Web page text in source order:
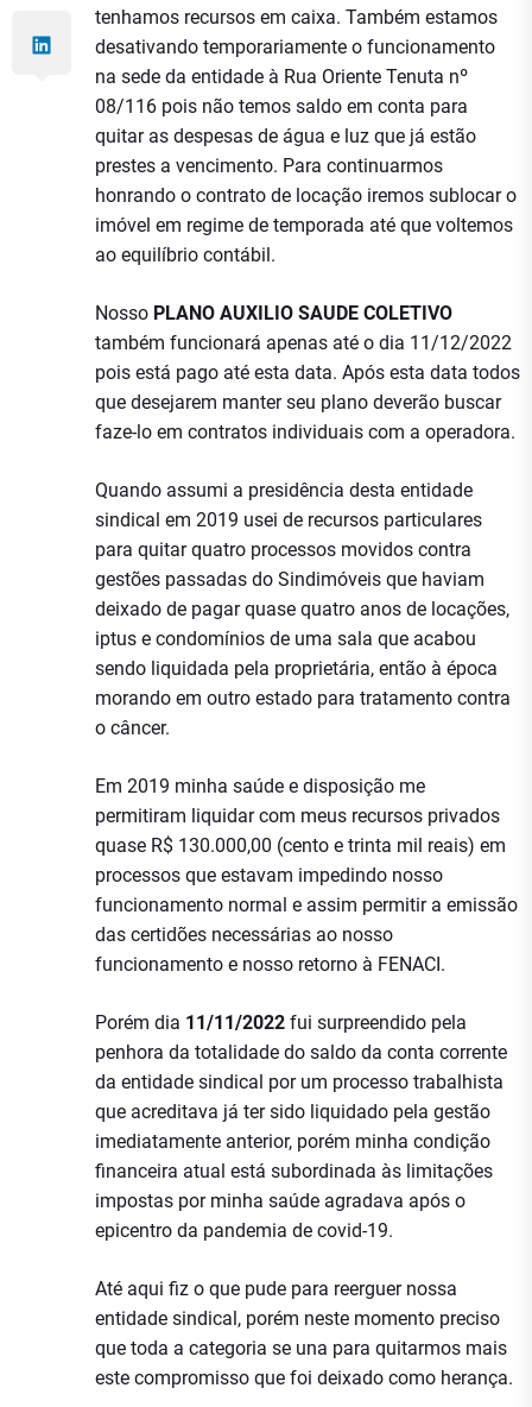
tenhamos recursos em caixa. Também estamos
desativando temporariamente o funcionamento
na sede da entidade à Rua Oriente Tenuta nº
08/116 pois não temos saldo em conta para
quitar as despesas de água e luz que já estão
prestes a vencimento. Para continuarmos
honrando o contrato de locação iremos sublocar o
imóvel em regime de temporada até que voltemos
ao equilíbrio contábil.
Nosso PLANO AUXILIO SAUDE COLETIVO
também funcionará apenas até o dia 11/12/2022
pois está pago até esta data. Após esta data todos
que desejarem manter seu plano deverão buscar
faze-lo em contratos individuais com a operadora.
Quando assumi a presidência desta entidade
sindical em 2019 usei de recursos particulares
para quitar quatro processos movidos contra
gestões passadas do Sindimóveis que haviam
deixado de pagar quase quatro anos de locações,
iptus e condomínios de uma sala que acabou
sendo liquidada pela proprietária, então à época
morando em outro estado para tratamento contra
o câncer.
Em 2019 minha saúde e disposição me
permitiram liquidar com meus recursos privados
quase R$ 130.000,00 (cento e trinta mil reais) em
processos que estavam impedindo nosso
funcionamento normal e assim permitir a emissão
das certidões necessárias ao nosso
funcionamento e nosso retorno à FENACI.
Porém dia 11/11/2022 fui surpreendido pela
penhora da totalidade do saldo da conta corrente
da entidade sindical por um processo trabalhista
que acreditava já ter sido liquidado pela gestão
imediatamente anterior, porém minha condição
financeira atual está subordinada às limitações
impostas por minha saúde agradava após o
epicentro da pandemia de covid-19.
Até aqui fiz o que pude para reerguer nossa
entidade sindical, porém neste momento preciso
que toda a categoria se una para quitarmos mais
este compromisso que foi deixado como herança.